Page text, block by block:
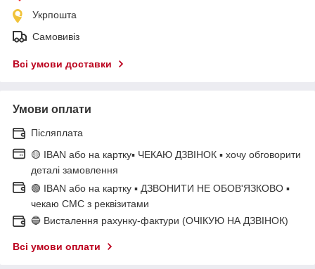
Укрпошта
Самовивіз
Всі умови доставки
Умови оплати
Післяплата
🟡 IBAN або на картку▪ ЧЕКАЮ ДЗВІНОК ▪ хочу обговорити
деталі замовлення
🟢 IBAN або на картку ▪ ДЗВОНИТИ НЕ ОБОВ'ЯЗКОВО ▪
чекаю СМС з реквізитами
🔵 Висталення рахунку-фактури (ОЧІКУЮ НА ДЗВІНОК)
Всі умови оплати